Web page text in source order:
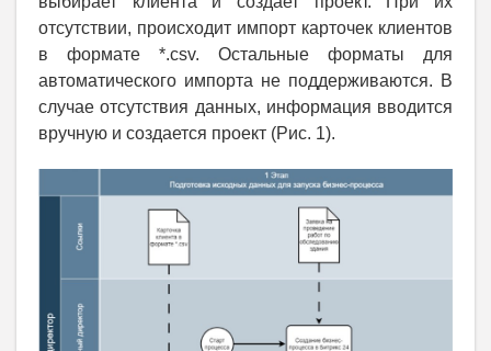
отсутствии, происходит импорт карточек клиентов
в формате *.csv. Остальные форматы для
автоматического импорта не поддерживаются. В
случае отсутствия данных, информация вводится
вручную и создается проект (Рис. 1).